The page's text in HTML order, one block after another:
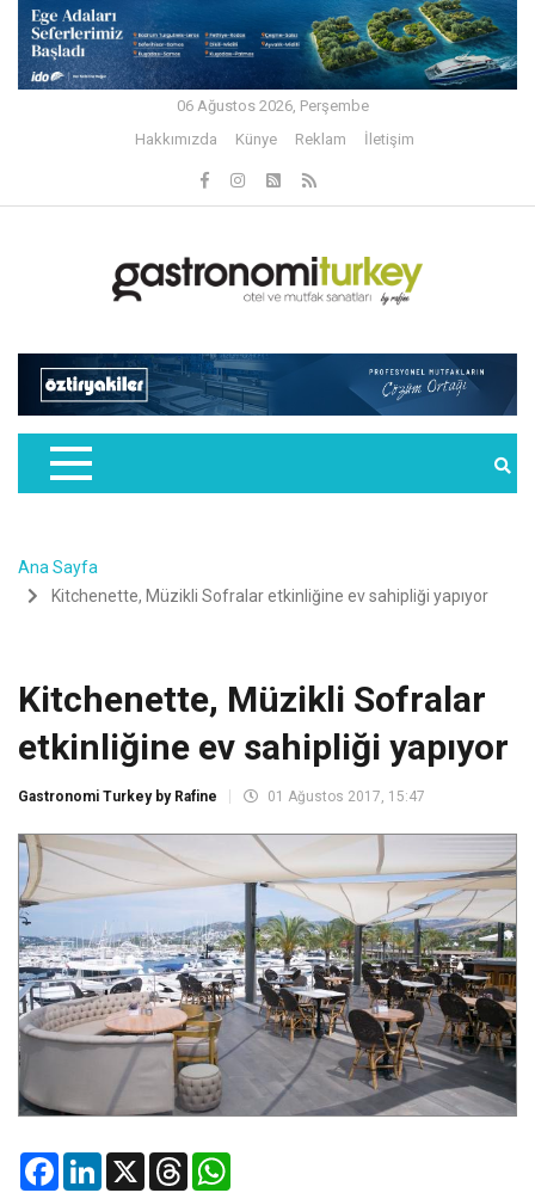
06 Ağustos 2026, Perşembe
Hakkımızda
Künye Reklam İletişim
Ana Sayfa
Kitchenette, Müzikli Sofralar etkinliğine ev sahipliği yapıyor
Kitchenette, Müzikli Sofralar
etkinliğine ev sahipliği yapıyor
Gastronomi Turkey by Rafine 01 Ağustos 2017, 15:47
FacebookLinkedIn
X Threads